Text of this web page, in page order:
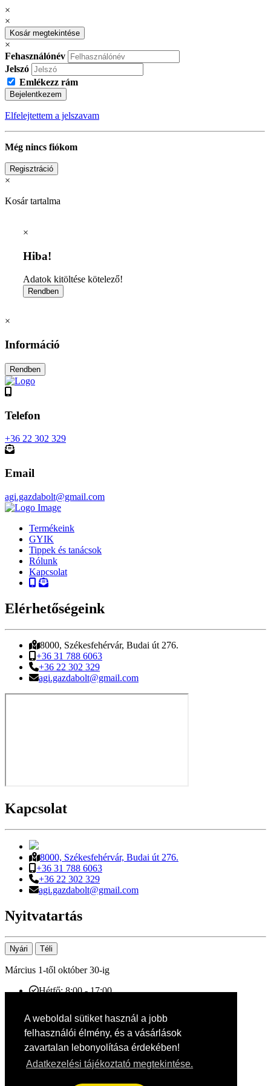
A weboldal sütiket használ a jobb
felhasználói élmény, és a vásárlások
zavartalan lebonyolítása érdekében!
Adatkezelési tájékoztató megtekintése.
×
×
Kosár megtekintése
×
Fehasználónév
Jelszó
Emlékezz rám
Bejelentkezem
Elfelejtettem a jelszavam
Még nincs fiókom
Regisztráció
×
Kosár tartalma
×
Hiba!
Adatok kitöltése kötelező!
×
Információ
Telefon
+36 22 302 329
Email
agi.gazdabolt@gmail.com
Termékeink
GYIK
Tippek és tanácsok
Rólunk
Kapcsolat
Elérhetőségeink
8000, Székesfehérvár, Budai út 276.
+36 31 788 6063
+36 22 302 329
agi.gazdabolt@gmail.com
Kapcsolat
8000, Székesfehérvár, Budai út 276.
+36 31 788 6063
+36 22 302 329
agi.gazdabolt@gmail.com
Nyitvatartás
Nyári Téli
Március 1-től október 30-ig
Hétfő: 8:00 - 17:00
Szerda: 8:00 - 17:00
Csütörtök: 8:00 - 17:00
Péntek: 8:00 - 17:00
Szombat: 8:00 - 12:00
Vasárnap: Zárva
Tájékoztatók